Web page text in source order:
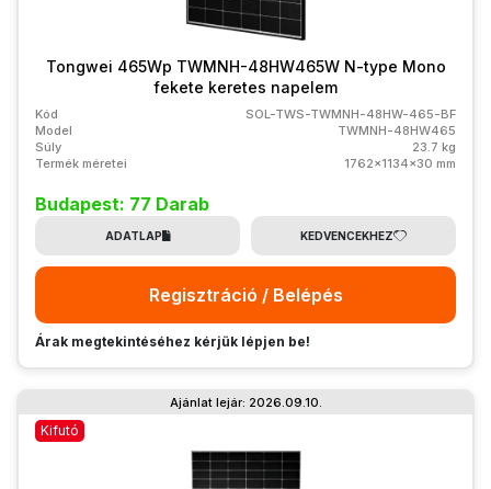
Tongwei 465Wp TWMNH-48HW465W N-type Mono
fekete keretes napelem
Kód
SOL-TWS-TWMNH-48HW-465-BF
Model
TWMNH-48HW465
Súly
23.7 kg
Termék méretei
1762x1134x30 mm
Budapest: 77 Darab
ADATLAP KEDVENCEKHEZ
Regisztráció / Belépés
Árak megtekintéséhez kérjük lépjen be!
Kifutó
Ajánlat lejár: 2026.09.10.